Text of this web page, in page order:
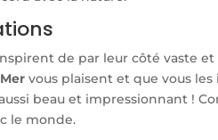
de par leur côté vaste
vous plaisent et que vous
beau et impressionnant !
le monde.